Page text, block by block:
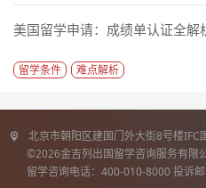
美国留学申请：成绩单认证全解
留学条件 难点解析
北京市朝阳区建国门外大街8号楼IFC
©2026金吉列出国留学咨询服务有限
留学咨询电话：400-010-8000 投诉